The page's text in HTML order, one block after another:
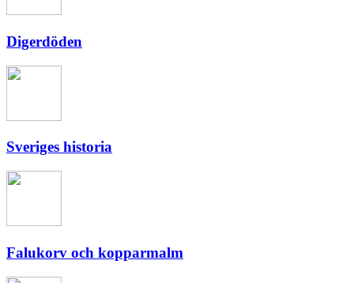
Digerdöden
Sveriges historia
Falukorv och kopparmalm